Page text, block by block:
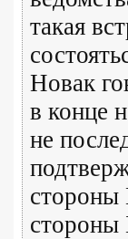
такая
Новак
в конце
не
стороны
стороны